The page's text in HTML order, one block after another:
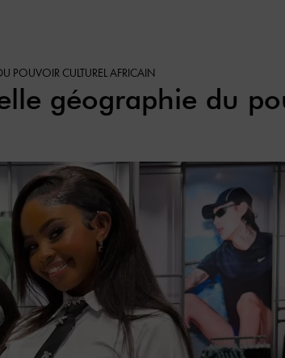
POUVOIR CULTUREL AFRICAIN
géographie du